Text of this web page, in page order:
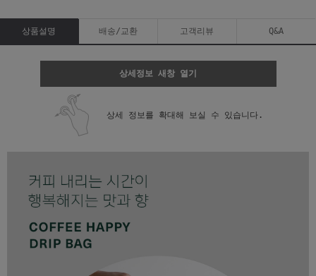
상품설명 배송/교환 고객리뷰 Q&A
상세정보 새창 열기
상세 정보를 확대해 보실 수 있습니다.